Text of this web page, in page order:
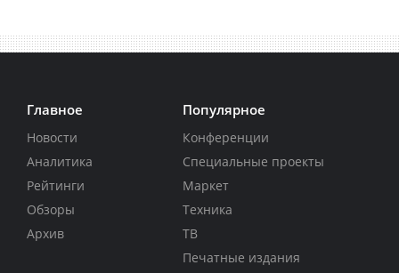
Главное
Новости
Аналитика
Рейтинги
Обзоры
Архив
Популярное
Конференции
Специальные проекты
Маркет
Техника
ТВ
Печатные издания